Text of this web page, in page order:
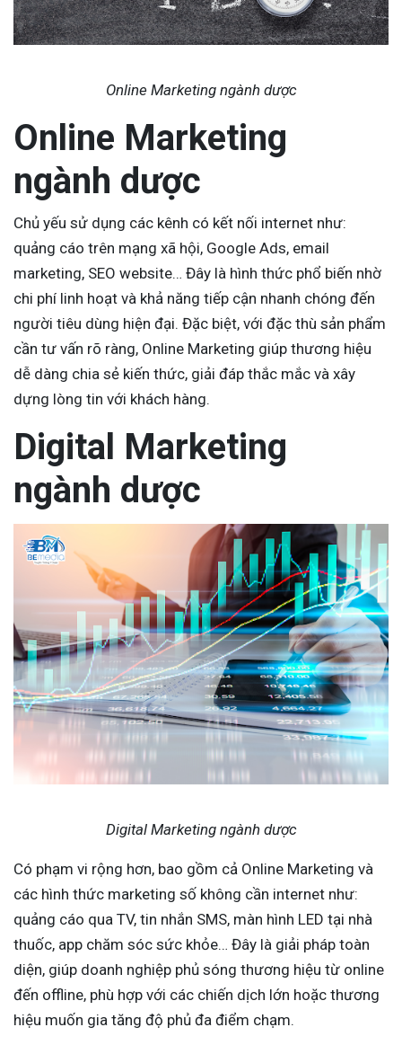
Online Marketing ngành dược
Online Marketing
ngành dược
Chủ yếu sử dụng các kênh có kết nối internet như:
quảng cáo trên mạng xã hội, Google Ads, email
marketing, SEO website… Đây là hình thức phổ biến nhờ
chi phí linh hoạt và khả năng tiếp cận nhanh chóng đến
người tiêu dùng hiện đại. Đặc biệt, với đặc thù sản phẩm
cần tư vấn rõ ràng, Online Marketing giúp thương hiệu
dễ dàng chia sẻ kiến thức, giải đáp thắc mắc và xây
dựng lòng tin với khách hàng.
Digital Marketing
ngành dược
Digital Marketing ngành dược
Có phạm vi rộng hơn, bao gồm cả Online Marketing và
các hình thức marketing số không cần internet như:
quảng cáo qua TV, tin nhắn SMS, màn hình LED tại nhà
thuốc, app chăm sóc sức khỏe… Đây là giải pháp toàn
diện, giúp doanh nghiệp phủ sóng thương hiệu từ online
đến offline, phù hợp với các chiến dịch lớn hoặc thương
hiệu muốn gia tăng độ phủ đa điểm chạm.